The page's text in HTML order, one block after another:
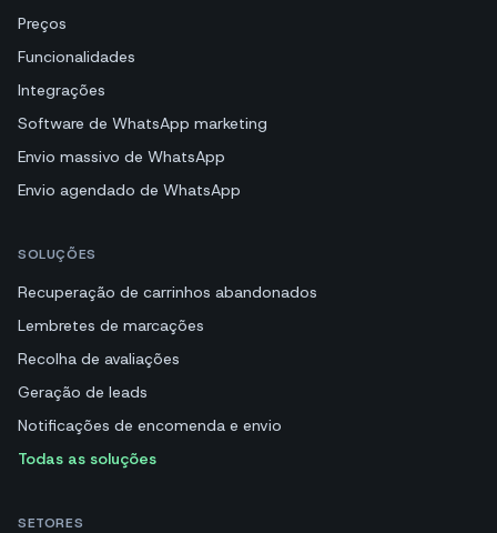
Preços
Funcionalidades
Integrações
Software de WhatsApp marketing
Envio massivo de WhatsApp
Envio agendado de WhatsApp
SOLUÇÕES
Recuperação de carrinhos abandonados
Lembretes de marcações
Recolha de avaliações
Geração de leads
Notificações de encomenda e envio
Todas as soluções
SETORES